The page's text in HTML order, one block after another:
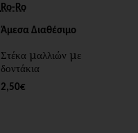
Ro-Ro
Άμεσα Διαθέσιμο
Στέκα μαλλιών με
δοντάκια
2,50€